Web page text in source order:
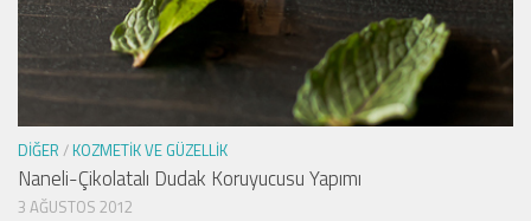
DIĞER / KOZMETIK VE GÜZELLIK
Naneli-Çikolatalı Dudak Koruyucusu Yapımı
3 AĞUSTOS 2012